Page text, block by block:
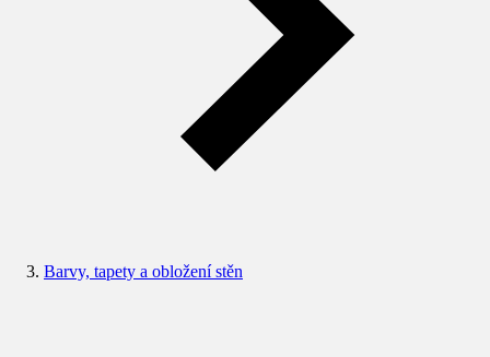
Barvy, tapety a obložení stěn